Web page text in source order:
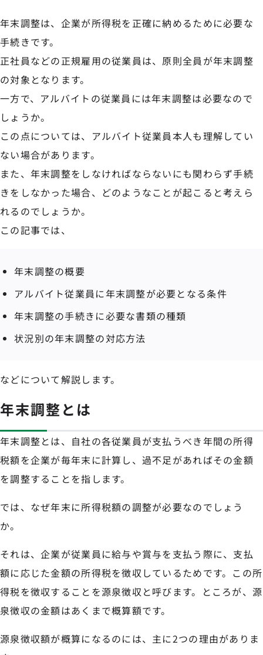
年末調整は、企業が所得税を正確に納めるために必要な
手続きです。
正社員などの正規雇用の従業員は、原則全員が年末調整
の対象となります。
一方で、アルバイトの従業員には年末調整は必要なので
しょうか。
この点については、アルバイト従業員本人も理解してい
ない場合があります。
また、年末調整をしなければならないにも関わらず手続
きをしなかった場合、どのようなことが起こると考えら
れるのでしょうか。
この記事では、
年末調整の概要
アルバイト従業員に年末調整が必要となる条件
年末調整の手続きに必要な書類の種類
状況別の年末調整の対応方法
などについて解説します。
年末調整とは
年末調整とは、自社の各従業員が支払うべき年間の所得
税額を企業が毎年末に計算し、過不足があればその金額
を調整することを指します。
では、なぜ年末に所得税額の調整が必要なのでしょう
か。
それは、企業が従業員に給与や賞与を支払う際に、支払
額に応じた金額の所得税を徴収しているためです。この所
得税を徴収することを源泉徴収と呼びます。ところが、源
泉徴収の金額はあくまで概算額です。
源泉徴収額が概算になるのには、主に2つの理由がありま